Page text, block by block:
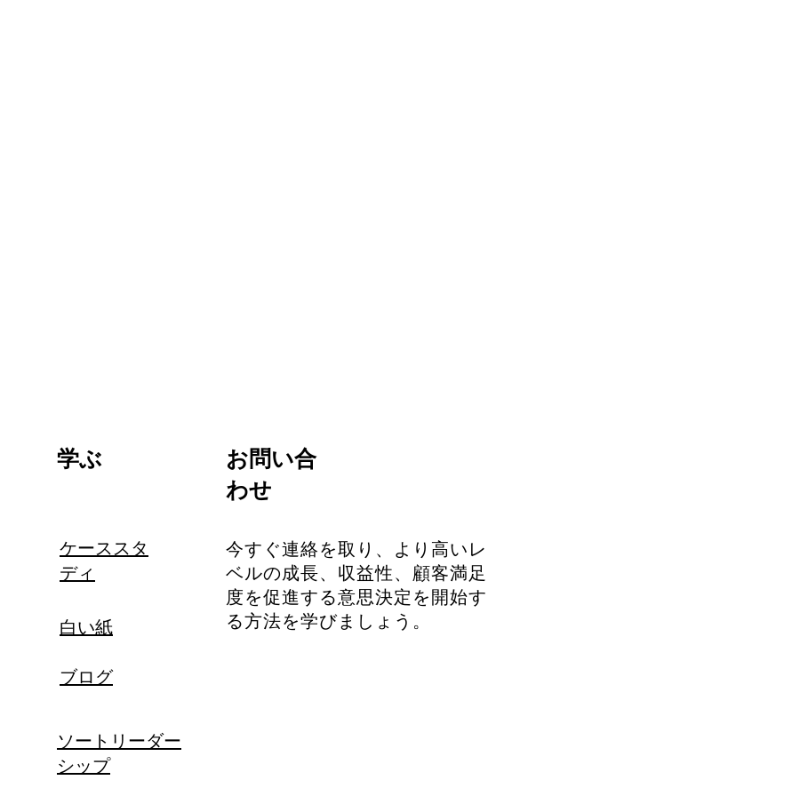
学ぶ
ケーススタ
ディ
白い紙
ブログ
お問い合
わせ
今すぐ連絡を取り、より高いレ
ベルの成長、収益性、顧客満足
度を促進する意思決定を開始す
る方法を学びましょう。
ソートリーダー
シップ